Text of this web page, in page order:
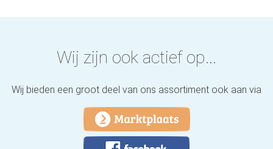
Wij zijn ook actief op...
Wij bieden een groot deel van ons assortiment ook aan via